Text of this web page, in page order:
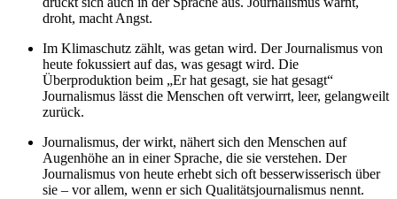
droht, macht Angst.
Im Klimaschutz zählt, was getan wird. Der Journalismus von
heute fokussiert auf das, was gesagt wird. Die
Überproduktion beim „Er hat gesagt, sie hat gesagt“
Journalismus lässt die Menschen oft verwirrt, leer, gelangweilt
zurück.
Journalismus, der wirkt, nähert sich den Menschen auf
Augenhöhe an in einer Sprache, die sie verstehen. Der
Journalismus von heute erhebt sich oft besserwisserisch über
sie – vor allem, wenn er sich Qualitätsjournalismus nennt.